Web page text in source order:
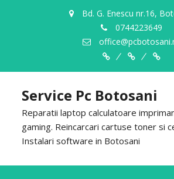
Bd. G. Enescu nr.16,
0744223649
Despre
Noi
Servicii
Service Pc Botosani
Reparatii laptop calculatoare
gaming. Reincarcari cartuse toner si
Instalari software in Botosani